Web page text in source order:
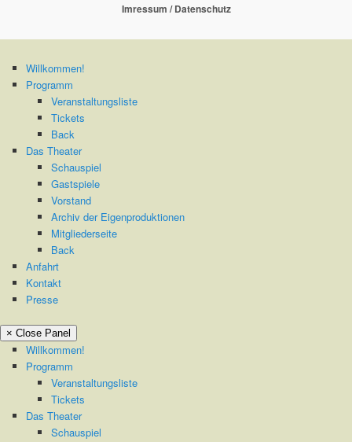
Imressum / Datenschutz
Willkommen!
Programm
Veranstaltungsliste
Tickets
Back
Das Theater
Schauspiel
Gastspiele
Vorstand
Archiv der Eigenproduktionen
Mitgliederseite
Back
Anfahrt
Kontakt
Presse
× Close Panel
Willkommen!
Programm
Veranstaltungsliste
Tickets
Das Theater
Schauspiel